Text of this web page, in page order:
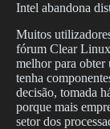
Intel abandona
Muitos
fórum Clear
melhor para obter
tenha
decisão, tomada
porque mais
setor dos